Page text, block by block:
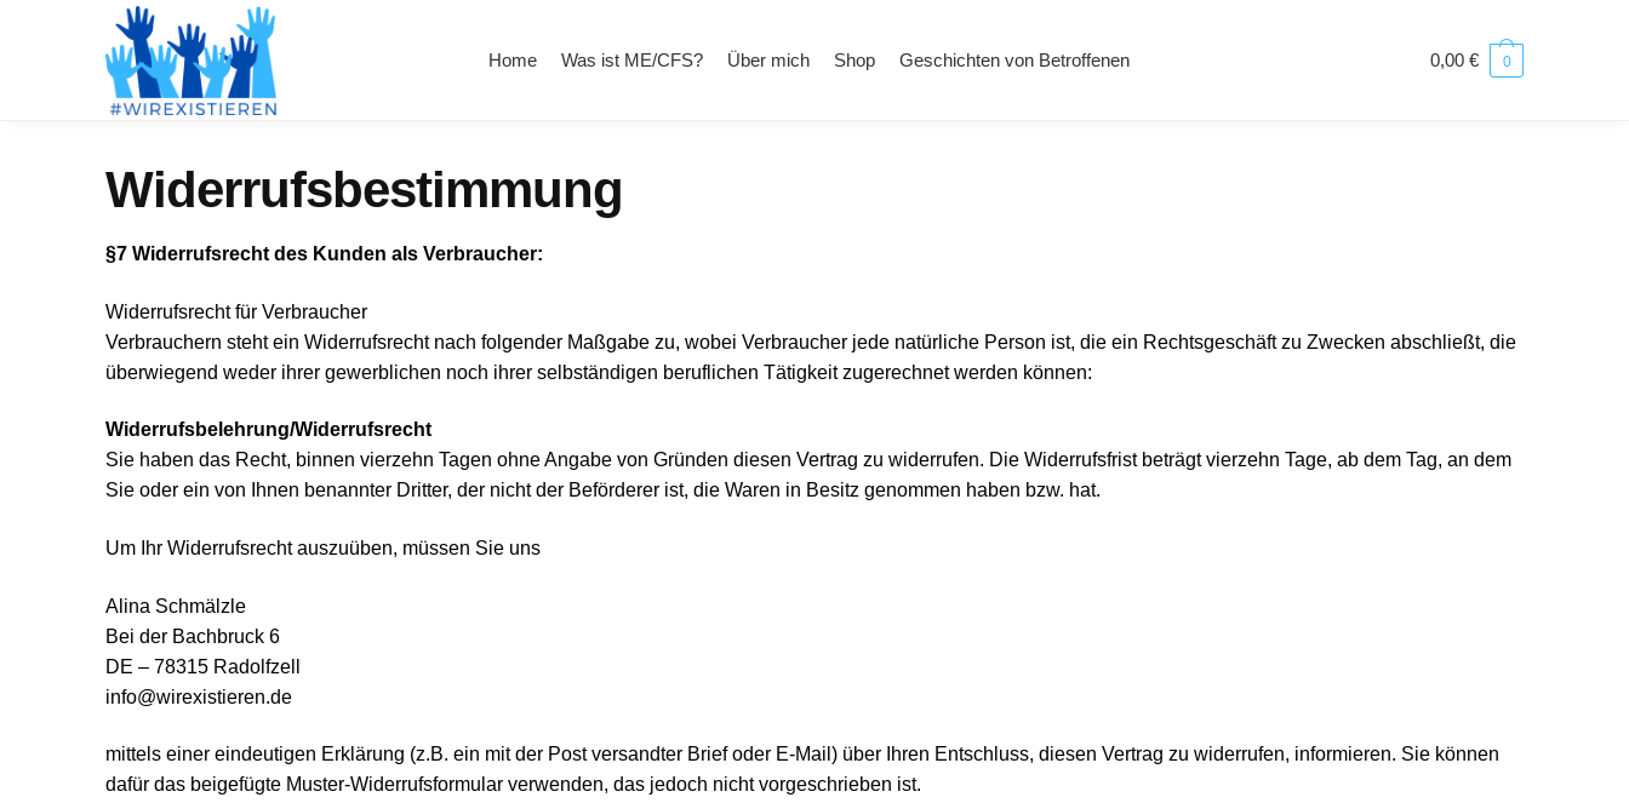
Home Was ist ME/CFS? Über mich Shop Geschichten von Betroffenen 0,00 € 0
Widerrufsbestimmung
§7 Widerrufsrecht des Kunden als Verbraucher:
Widerrufsrecht für Verbraucher
Verbrauchern steht ein Widerrufsrecht nach folgender Maßgabe zu, wobei Verbraucher jede natürliche Person ist, die ein Rechtsgeschäft zu Zwecken abschließt, die
überwiegend weder ihrer gewerblichen noch ihrer selbständigen beruflichen Tätigkeit zugerechnet werden können:
Widerrufsbelehrung/Widerrufsrecht
Sie haben das Recht, binnen vierzehn Tagen ohne Angabe von Gründen diesen Vertrag zu widerrufen. Die Widerrufsfrist beträgt vierzehn Tage, ab dem Tag, an dem
Sie oder ein von Ihnen benannter Dritter, der nicht der Beförderer ist, die Waren in Besitz genommen haben bzw. hat.
Um Ihr Widerrufsrecht auszuüben, müssen Sie uns
Alina Schmälzle
Bei der Bachbruck 6
DE – 78315 Radolfzell
info@wirexistieren.de
mittels einer eindeutigen Erklärung (z.B. ein mit der Post versandter Brief oder E-Mail) über Ihren Entschluss, diesen Vertrag zu widerrufen, informieren. Sie können
dafür das beigefügte Muster-Widerrufsformular verwenden, das jedoch nicht vorgeschrieben ist.